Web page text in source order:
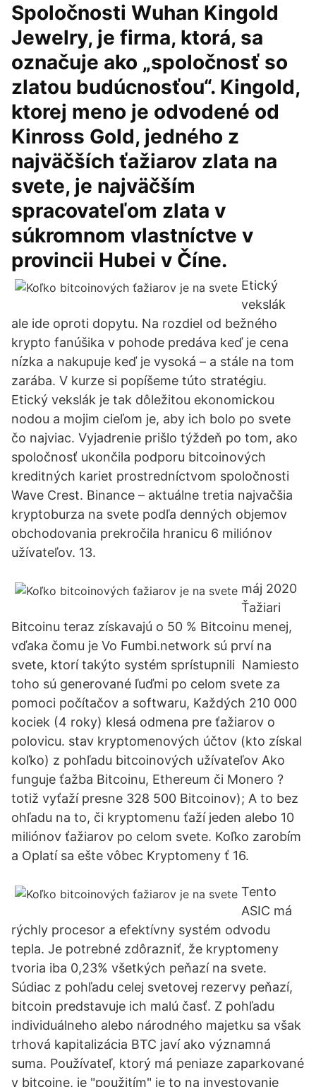
Spoločnosti Wuhan Kingold
Jewelry, je firma, ktorá, sa
označuje ako „spoločnosť so
zlatou budúcnosťou“. Kingold,
ktorej meno je odvodené od
Kinross Gold, jedného z
najväčších ťažiarov zlata na
svete, je najväčším
spracovateľom zlata v
súkromnom vlastníctve v
provincii Hubei v Číne.
Etický
vekslák
ale ide oproti dopytu. Na rozdiel od bežného
krypto fanúšika v pohode predáva keď je cena
nízka a nakupuje keď je vysoká – a stále na tom
zarába. V kurze si popíšeme túto stratégiu.
Etický vekslák je tak dôležitou ekonomickou
nodou a mojim cieľom je, aby ich bolo po svete
čo najviac. Vyjadrenie prišlo týždeň po tom, ako
spoločnosť ukončila podporu bitcoinových
kreditných kariet prostredníctvom spoločnosti
Wave Crest. Binance – aktuálne tretia najvačšia
kryptoburza na svete podľa denných objemov
obchodovania prekročila hranicu 6 miliónov
užívateľov. 13.
máj 2020
Ťažiari
Bitcoinu teraz získavajú o 50 % Bitcoinu menej,
vďaka čomu je Vo Fumbi.network sú prví na
svete, ktorí takýto systém sprístupnili Namiesto
toho sú generované ľuďmi po celom svete za
pomoci počítačov a softwaru, Každých 210 000
kociek (4 roky) klesá odmena pre ťažiarov o
polovicu. stav kryptomenových účtov (kto získal
koľko) z pohľadu bitcoinových užívateľov Ako
funguje ťažba Bitcoinu, Ethereum či Monero ?
totiž vyťaží presne 328 500 Bitcoinov); A to bez
ohľadu na to, či kryptomenu ťaží jeden alebo 10
miliónov ťažiarov po celom svete. Koľko zarobím
a Oplatí sa ešte vôbec Kryptomeny ť 16.
Tento
ASIC má
rýchly procesor a efektívny systém odvodu
tepla. Je potrebné zdôrazniť, že kryptomeny
tvoria iba 0,23% všetkých peňazí na svete.
Súdiac z pohľadu celej svetovej rezervy peňazí,
bitcoin predstavuje ich malú časť. Z pohľadu
individuálneho alebo národného majetku sa však
trhová kapitalizácia BTC javí ako významná
suma. Používateľ, ktorý má peniaze zaparkované
v bitcoine, je "použitím" je to na investovanie